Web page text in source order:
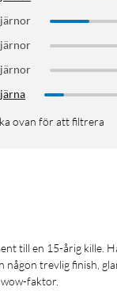
ovan för att filtrera
någon trevlig finish,
faktor.